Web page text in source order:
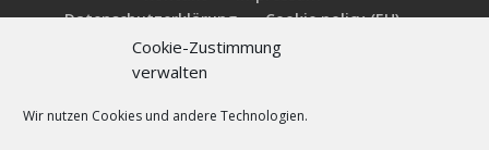
Cookie-Zustimmung
verwalten
Wir nutzen Cookies und andere Technologien.
Datenschutzerklärung
Cookie policy (EU)
FAQs